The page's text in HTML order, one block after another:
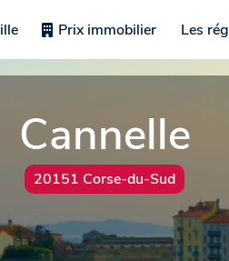
Prix immobilier Les
Cannelle
20151 Corse-du-Sud